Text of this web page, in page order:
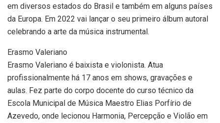
em diversos estados do Brasil e também em alguns países
da Europa. Em 2022 vai lançar o seu primeiro álbum autoral
celebrando a arte da música instrumental.
Erasmo Valeriano
Erasmo Valeriano é baixista e violonista. Atua
profissionalmente há 17 anos em shows, gravações e
aulas. Fez parte do corpo docente do curso técnico da
Escola Municipal de Música Maestro Elias Porfírio de
Azevedo, onde lecionou Harmonia, Percepção e Violão em